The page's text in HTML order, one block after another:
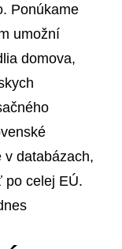
Ponúkame
umožní
domova,
v databázach,
po celej EÚ.